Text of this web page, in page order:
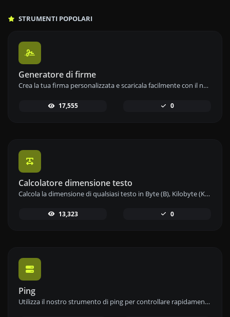
STRUMENTI POPOLARI
Generatore di firme
Crea la tua firma personalizzata e scaricala facilmente con il nostro strumento generatore di firme per e-firme personalizzate.
17,555 0
Calcolatore dimensione testo
Calcola la dimensione di qualsiasi testo in Byte (B), Kilobyte (KB) o Megabyte (MB) utilizzando il nostro strumento calcolatore di dimensioni del testo.
13,323 0
Ping
Utilizza il nostro strumento di ping per controllare rapidamente ed efficacemente lo stato e il tempo di risposta di qualsiasi sito web, server o porta.